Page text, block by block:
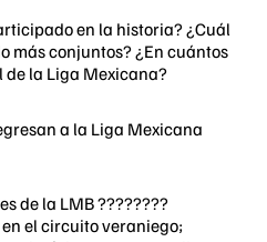
en la historia? ¿Cuál
más conjuntos? ¿En cuántos
de la Liga Mexicana?
a la Liga Mexicana
de la LMB ????????
el circuito veraniego;